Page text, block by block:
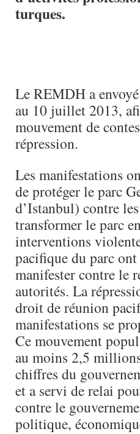
turques.
Le REMDH a
au 10 juillet 2013,
mouvement de
répression.
Les manifestations
de protéger le parc
d’Istanbul) contre
transformer le parc
interventions
pacifique du parc ont
manifester contre le
autorités. La
droit de réunion
manifestations se
Ce mouvement
au moins 2,5
chiffres du
et a servi de relai
contre le
politique,